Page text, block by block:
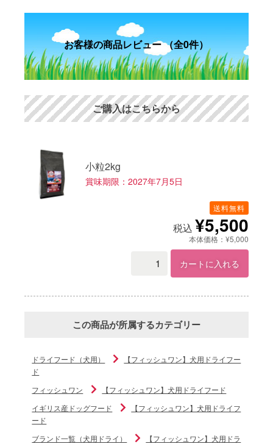
お客様の商品レビュー （全0件）
ご購入はこちらから
小粒2kg
賞味期限：2027年7月5日
送料無料
税込 ¥5,500
本体価格：¥5,000
カートに入れる
この商品が所属するカテゴリー
ドライフード（犬用）
【フィッシュワン】犬用ドライフー
ド
フィッシュワン
【フィッシュワン】犬用ドライフード
イギリス産ドッグフード
【フィッシュワン】犬用ドライフ
ード
ブランド一覧（犬用ドライ）
【フィッシュワン】犬用ドラ